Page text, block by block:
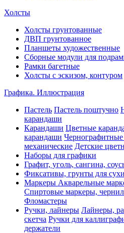
Холсты
Холсты грунтованные
ДВП грунтованное
Планшеты художественные
Сборные модули для
Рамки багетные
Холсты c эскизом, контуром
Графика. Иллюстрация
Пастель Пастель поштучно
карандаши
Карандаши Цветные
карандаши
механические Детские
Наборы для графики
Графит, уголь, сангина,
Фиксативы, грунты для
Маркеры Акварельные
Спиртовые маркеры,
Фломастеры
Ручки, лайнеры Лайнеры,
скетча Ручки для
держатели